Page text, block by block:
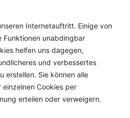
Internetauftritt. Einige von
Funktionen unabdingbar
helfen uns dagegen,
und verbessertes
erstellen. Sie können alle
Cookies per
erteilen oder verweigern.